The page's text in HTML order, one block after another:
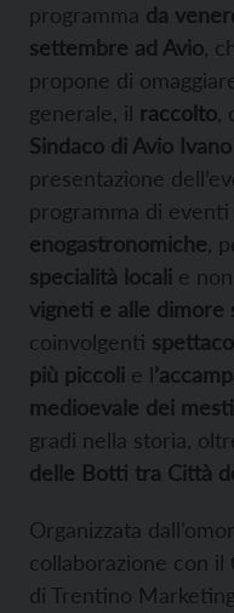
programma da
settembre ad Avio ,
propone di
generale, il raccolto
Sindaco di Avio
presentazione
programma di
enogastronomiche ,
specialità locali e
vigneti e alle dimore
coinvolgenti
più piccoli e l
medioevale dei
gradi nella storia,
delle Botti tra Città
Organizzata
collaborazione con
di Trentino